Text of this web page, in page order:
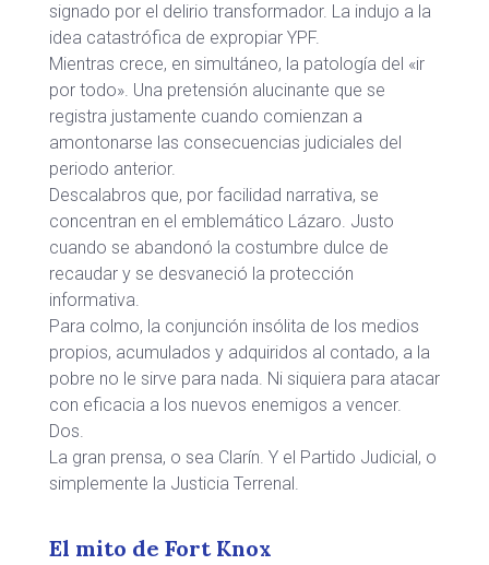
signado por el delirio transformador. La indujo a la
idea catastrófica de expropiar YPF.
Mientras crece, en simultáneo, la patología del «ir
por todo». Una pretensión alucinante que se
registra justamente cuando comienzan a
amontonarse las consecuencias judiciales del
periodo anterior.
Descalabros que, por facilidad narrativa, se
concentran en el emblemático Lázaro. Justo
cuando se abandonó la costumbre dulce de
recaudar y se desvaneció la protección
informativa.
Para colmo, la conjunción insólita de los medios
propios, acumulados y adquiridos al contado, a la
pobre no le sirve para nada. Ni siquiera para atacar
con eficacia a los nuevos enemigos a vencer.
Dos.
La gran prensa, o sea Clarín. Y el Partido Judicial, o
simplemente la Justicia Terrenal.
El mito de Fort Knox